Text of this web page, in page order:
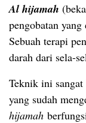
Al hijamah
pengobatan
Sebuah terapi
darah dari sela-
Teknik ini
yang sudah
hijamah